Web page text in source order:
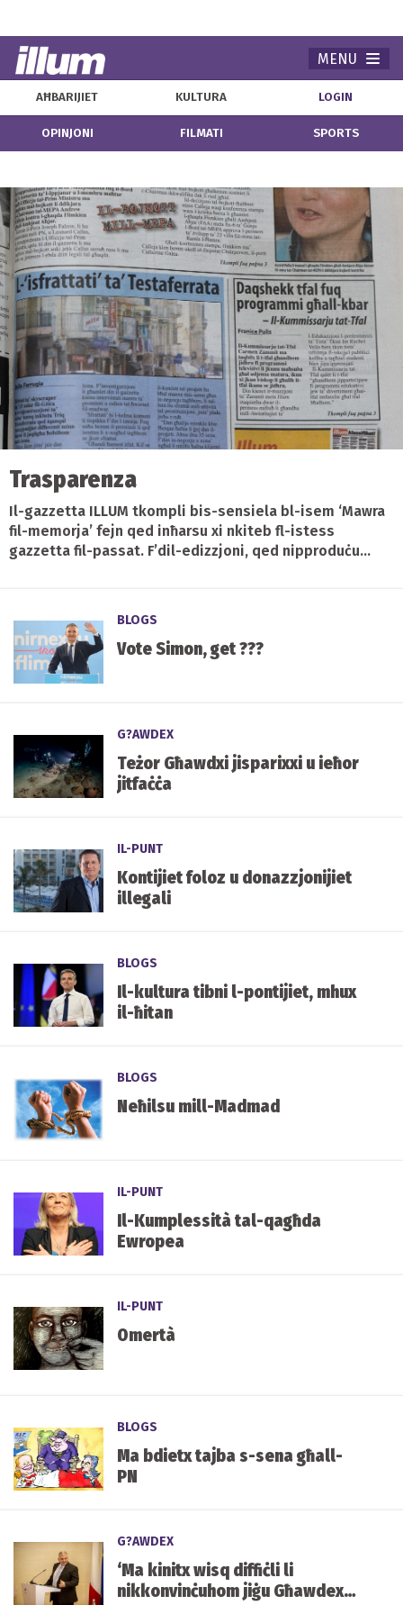
MENU
AĦBARIJIET KULTURA LOGIN
OPINJONI FILMATI SPORTS
Trasparenza
Il-gazzetta ILLUM tkompli bis-sensiela bl-isem ‘Mawra
fil-memorja’ fejn qed inħarsu xi nkiteb fl-istess
gazzetta fil-passat. F’dil-edizzjoni, qed nipproduċu...
BLOGS
Vote Simon, get ???
G?AWDEX
Teżor Għawdxi jisparixxi u ieħor
jitfaċċa
IL-PUNT
Kontijiet foloz u donazzjonijiet
illegali
BLOGS
Il-kultura tibni l-pontijiet, mhux
il-ħitan
BLOGS
Neħilsu mill-Madmad
IL-PUNT
Il-Kumplessità tal-qagħda
Ewropea
IL-PUNT
Omertà
BLOGS
Ma bdietx tajba s-sena għall-
PN
G?AWDEX
‘Ma kinitx wisq diffiċli li
nikkonvinċuhom jiġu Għawdex